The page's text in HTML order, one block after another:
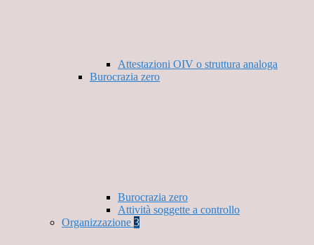
Attestazioni OIV o struttura analoga
Burocrazia zero
Burocrazia zero
Attività soggette a controllo
Organizzazione 3